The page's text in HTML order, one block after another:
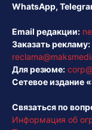
WhatsApp,
Email редакции:
Заказать рекламу:
Для резюме:
Сетевое издание
Связаться по
Информация об